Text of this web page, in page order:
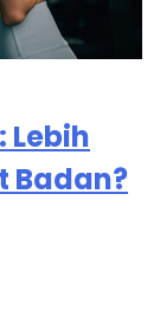
Lebih
Badan?